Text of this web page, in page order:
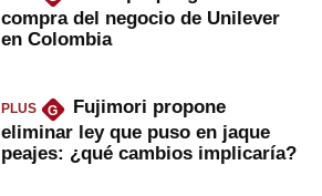
compra del negocio de Unilever
en Colombia
PLUS G
Fujimori propone
eliminar ley que puso en jaque
peajes: ¿qué cambios implicaría?